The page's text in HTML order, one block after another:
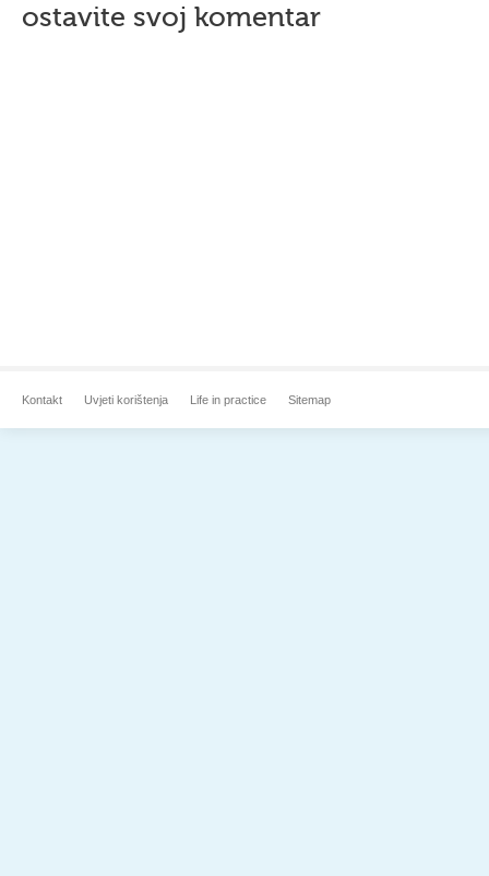
ostavite svoj komentar
Kontakt Uvjeti korištenja Life in practice Sitemap